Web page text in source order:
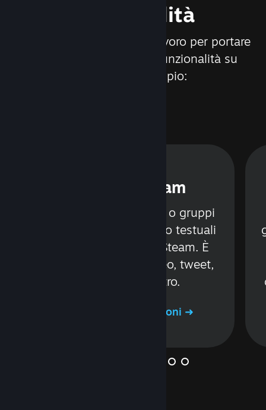
Funzionalità
Siamo costantemente al lavoro per portare
nuovi aggiornamenti e funzionalità su
Steam, ad esempio:
Chat di Steam
Comunica con amici o gruppi
tramite canali vocali o testuali
senza mai lasciare Steam. È
possibile inviare video, tweet,
GIF e molto altro.
Ulteriori informazioni